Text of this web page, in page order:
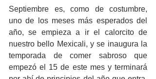
Septiembre es, como de costumbre,
uno de los meses más esperados del
año, se empieza a ir el calorcito de
nuestro bello Mexicali, y se inaugura la
temporada de comer sabroso que
empezó el 15 de este mes y terminará